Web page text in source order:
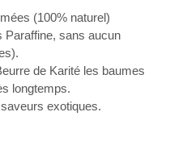
(100% naturel)
Paraffine, sans aucun
de Karité les baumes
longtemps.
exotiques.